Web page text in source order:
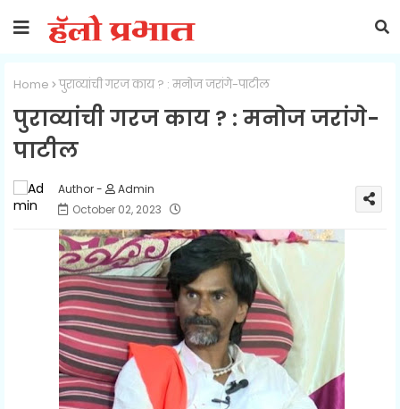
Home पुराव्यांची गरज काय ? : मनोज जरांगे-पाटील
पुराव्यांची गरज काय ? : मनोज जरांगे-
पाटील
Admin
October 02, 2023